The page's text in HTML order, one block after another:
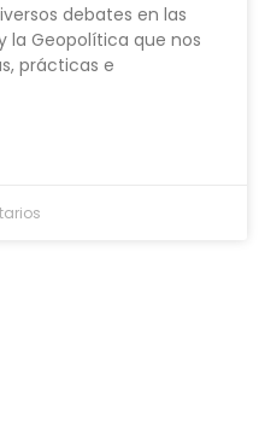
debates en las
la Geopolítica que nos
prácticas e